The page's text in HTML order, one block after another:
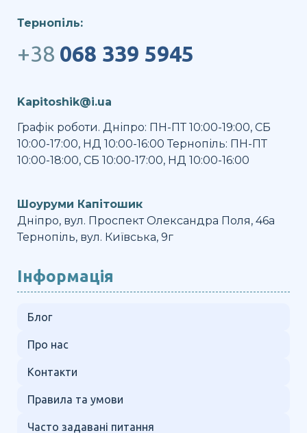
Тернопіль:
+38 068 339 5945
Kapitoshik@i.ua
Графік роботи. Дніпро: ПН-ПТ 10:00-19:00, СБ
10:00-17:00, НД 10:00-16:00 Тернопіль: ПН-ПТ
10:00-18:00, СБ 10:00-17:00, НД 10:00-16:00
Шоуруми Капітошик
Дніпро, вул. Проспект Олександра Поля, 46а
Тернопіль, вул. Київська, 9г
Інформація
Блог
Про нас
Контакти
Правила та умови
Часто задавані питання